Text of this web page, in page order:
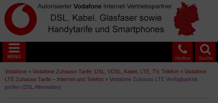
Suche
Hotline
MENÜ
Vodafone » Vodafone Zuhause Tarife: DSL, VDSL, Kabel, LTE, TV, Telefon » Vodafone
LTE Zuhause Tarife – Internet und Telefon » Vodafone Zuhause LTE Verfügbarkeit
prüfen (DSL Alternative)